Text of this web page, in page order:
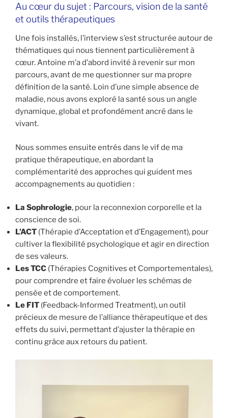
Au cœur du sujet : Parcours, vision de la santé
et outils thérapeutiques
Une fois installés, l’interview s’est structurée autour de
thématiques qui nous tiennent particulièrement à
cœur. Antoine m’a d’abord invité à revenir sur mon
parcours, avant de me questionner sur ma propre
définition de la santé. Loin d’une simple absence de
maladie, nous avons exploré la santé sous un angle
dynamique, global et profondément ancré dans le
vivant.
Nous sommes ensuite entrés dans le vif de ma
pratique thérapeutique, en abordant la
complémentarité des approches qui guident mes
accompagnements au quotidien :
La Sophrologie, pour la reconnexion corporelle et la
conscience de soi.
L’ACT (Thérapie d’Acceptation et d’Engagement), pour
cultiver la flexibilité psychologique et agir en direction
de ses valeurs.
Les TCC (Thérapies Cognitives et Comportementales),
pour comprendre et faire évoluer les schémas de
pensée et de comportement.
Le FIT (Feedback-Informed Treatment), un outil
précieux de mesure de l’alliance thérapeutique et des
effets du suivi, permettant d’ajuster la thérapie en
continu grâce aux retours du patient.